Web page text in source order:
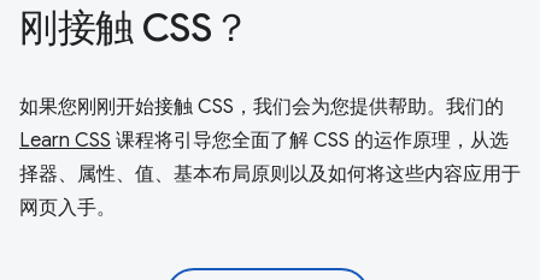
刚接触 CSS？
如果您刚刚开始接触 CSS，我们会为您提供帮助。我们的
Learn CSS 课程将引导您全面了解 CSS 的运作原理，从选
择器、属性、值、基本布局原则以及如何将这些内容应用于
网页入手。